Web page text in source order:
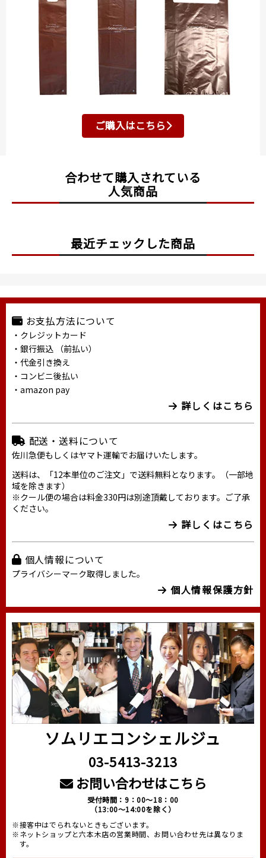
ご購入はこちら
合わせて購入されている
人気商品
最近チェックした商品
お支払方法について
・クレジットカード
・銀行振込 （前払い）
・代金引き換え
・コンビニ後払い
・amazon pay
詳しくはこちら
配送・送料について
佐川急便もしくはヤマト運輸でお届けいたします。
送料は、「12本単位のご注文」で送料無料となります。（一部地
域を除きます）
※クール便の場合は料金330円は別途頂戴しております。ご了承
ください。
詳しくはこちら
個人情報について
プライバシーマーク取得しました。
個人情報保護方針
ソムリエコンシェルジュ
03-5413-3213
お問い合わせはこちら
受付時間：9：00～18：00
（13:00～14:00を除く）
※接客中はでられないときもございます。
※ネットショップと六本木店の営業時間、お問い合わせ先は異なりま
す。